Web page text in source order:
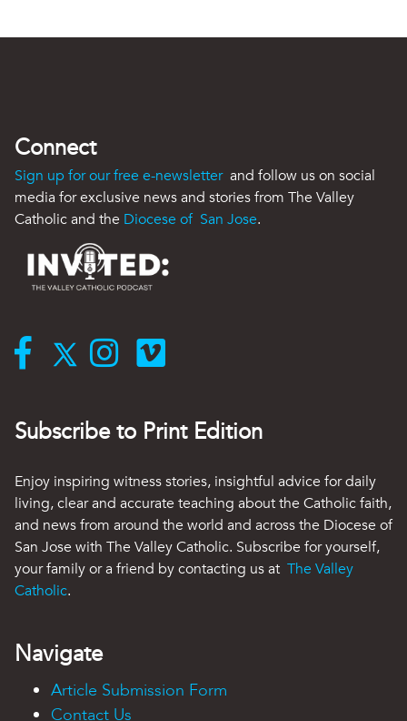
Connect
Sign up for our free e-newsletter and follow us on social
media for exclusive news and stories from The Valley
Catholic and the Diocese of San Jose.
Subscribe to Print Edition
Enjoy inspiring witness stories, insightful advice for daily
living, clear and accurate teaching about the Catholic faith,
and news from around the world and across the Diocese of
San Jose with The Valley Catholic. Subscribe for yourself,
your family or a friend by contacting us at The Valley
Catholic.
Navigate
Article Submission Form
Contact Us